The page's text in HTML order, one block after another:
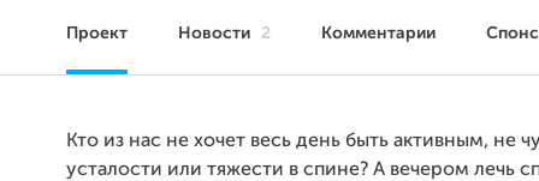
Проект Новости 2 Комментарии
Кто из нас не хочет весь день быть активным, не
усталости или тяжести в спине? А вечером лечь